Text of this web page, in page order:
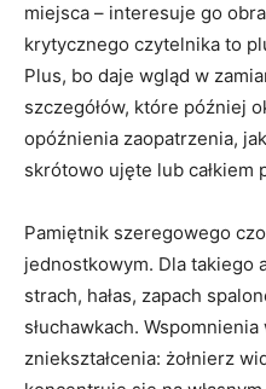
miejsca – interesuje go
krytycznego czytelnika to
Plus, bo daje wgląd w
szczegółów, które później
opóźnienia zaopatrzenia,
skrótowo ujęte lub całkiem
Pamiętnik szeregowego
jednostkowym. Dla takiego
strach, hałas, zapach
słuchawkach.
zniekształcenia: żołnierz